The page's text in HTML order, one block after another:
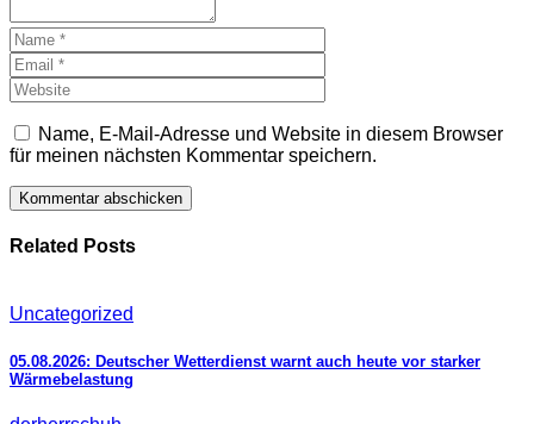
Name, E-Mail-Adresse und Website in diesem Browser
für meinen nächsten Kommentar speichern.
Related Posts
Uncategorized
05.08.2026: Deutscher Wetterdienst warnt auch heute vor starker
Wärmebelastung